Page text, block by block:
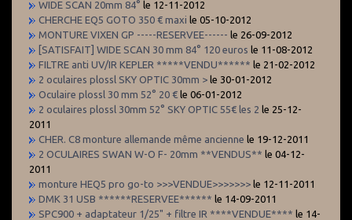
WIDE SCAN 20mm 84° le 12-11-2012
CHERCHE EQ5 GOTO 350 € maxi le 05-10-2012
MONTURE VIXEN GP -----RESERVEE------ le 26-09-2012
[SATISFAIT] WIDE SCAN 30 mm 84° 120 euros le 11-08-2012
FILTRE anti UV/IR KEPLER *****VENDU****** le 21-02-2012
2 oculaires plossl SKY OPTIC 30mm > le 30-01-2012
Oculaire plossl 30 mm 52° 20 € le 06-01-2012
2 oculaires plossl 30mm 52° SKY OPTIC 55€ les 2 le 25-12-
2011
CHER. C8 monture allemande même ancienne le 19-12-2011
2 OCULAIRES SWAN W-O F- 20mm **VENDUS** le 04-12-
2011
monture HEQ5 pro go-to >>>VENDUE>>>>>>> le 12-11-2011
DMK 31 USB ******RESERVEE****** le 14-09-2011
SPC900 + adaptateur 1/25" + filtre IR ****VENDUE**** le 14-